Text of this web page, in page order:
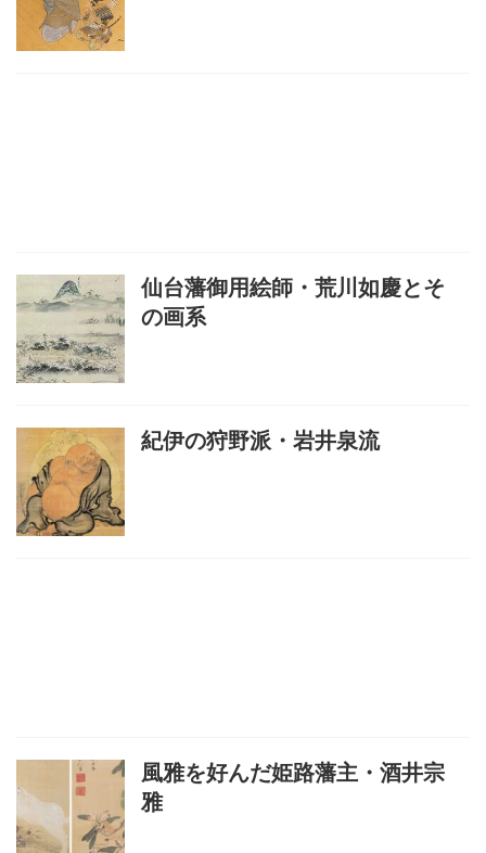
仙台藩御用絵師・荒川如慶とそ
の画系
紀伊の狩野派・岩井泉流
風雅を好んだ姫路藩主・酒井宗
雅